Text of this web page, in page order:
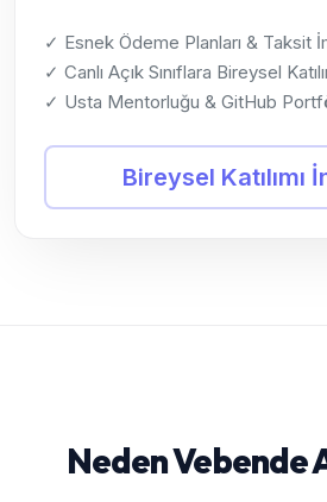
✓ Esnek Ödeme Planları & Taksit
✓ Canlı Açık Sınıflara Bireysel
✓ Usta Mentorluğu & GitHub
Bireysel Katılımı
Neden Vebende